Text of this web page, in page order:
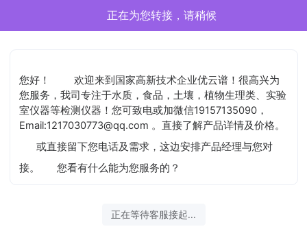
正在为您转接，请稍候
您好！
欢迎来到国家高新技术企业优云谱！很高兴为
您服务，我司专注于水质，食品，土壤，植物生理类、实验
室仪器等检测仪器！您可致电或加微信19157135090，
Email:1217030773@qq.com 。直接了解产品详情及价格。
或直接留下您电话及需求，这边安排产品经理与您对
接。
您看有什么能为您服务的？
正在等待客服接起...